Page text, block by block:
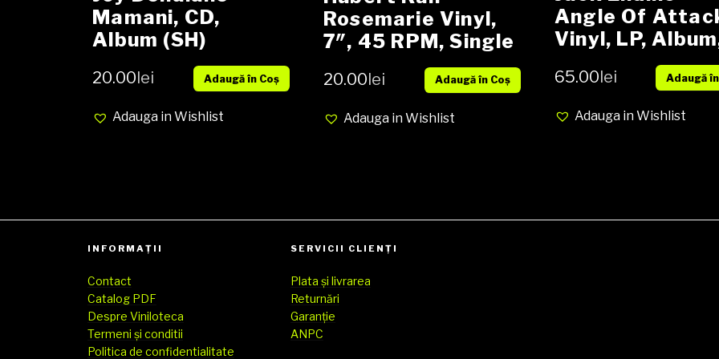
Mamani, CD,
Album (SH)
20.00lei Adaugă în Coș
Adauga in Wishlist
Rosemarie Vinyl,
7″, 45 RPM, Single
media EX cover EX
(SH)
20.00lei Adaugă în Coș
Adauga in Wishlist
Angle Of
Vinyl, LP,
Reissue, Media
MINT, Cover
65.00lei Adaugă
Adauga in Wishlist
INFORMAȚII
Contact
Catalog PDF
Despre Viniloteca
Termeni și conditii
Politica de confidentialitate
SERVICII CLIENŢI
Plata și livrarea
Returnări
Garanție
ANPC